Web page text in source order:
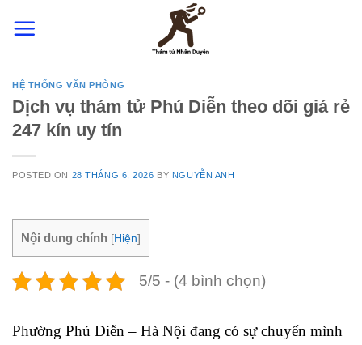
HỆ THỐNG VĂN PHÒNG
Dịch vụ thám tử Phú Diễn theo dõi giá rẻ
247 kín uy tín
POSTED ON 28 THÁNG 6, 2026 BY NGUYỄN ANH
Nội dung chính [Hiện]
5/5 - (4 bình chọn)
Phường Phú Diễn – Hà Nội đang có sự chuyển mình